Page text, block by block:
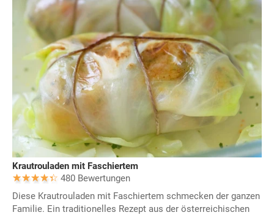
Krautrouladen mit Faschiertem
480 Bewertungen
Diese Krautrouladen mit Faschiertem schmecken der ganzen
Familie. Ein traditionelles Rezept aus der österreichischen